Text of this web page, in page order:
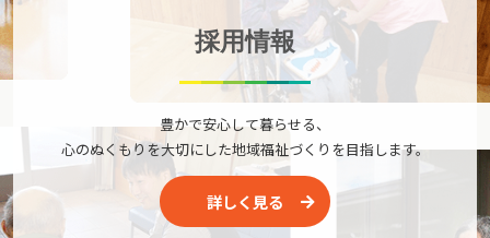
採用情報
豊かで安心して暮らせる、
心のぬくもりを大切にした地域福祉づくりを目指します。
詳しく見る